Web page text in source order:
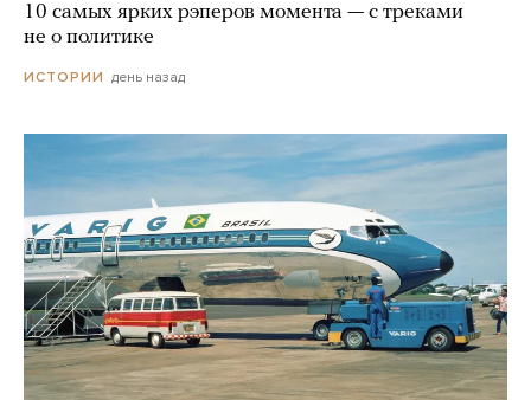
10 самых ярких рэперов момента — с треками
не о политике
ИСТОРИИ день назад